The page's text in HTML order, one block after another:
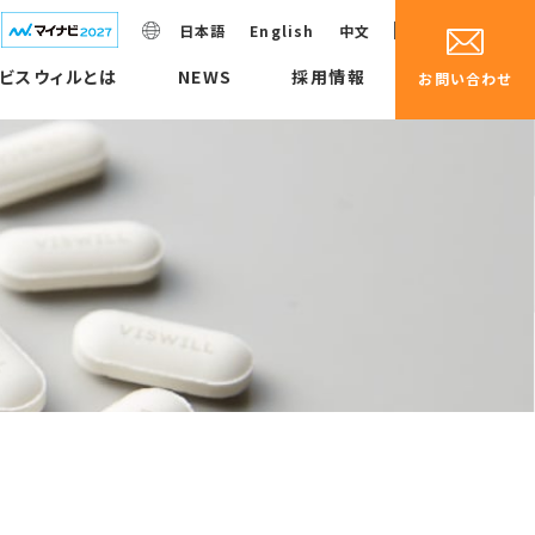
日本語 English 中文
ビスウィルとは NEWS 採用情報 お問い合わせ